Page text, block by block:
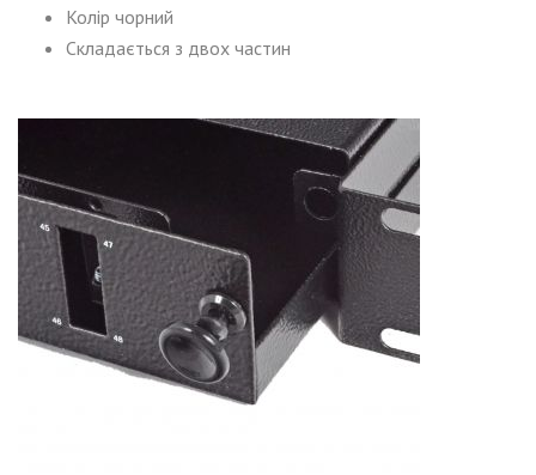
Колір чорний
Складається з двох частин